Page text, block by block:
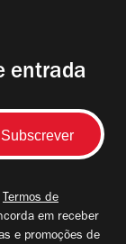
entrada
Termos de
em receber
e promoções de